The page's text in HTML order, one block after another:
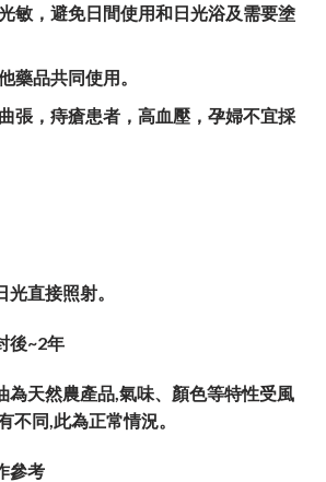
敏，避免日間使用和日光浴及需要塗
藥品共同使用。
張，痔瘡患者，高血壓，孕婦不宜採
直接照射。
後~2年
為天然農產品,氣味、顏色等特性受風
不同,此為正常情況。
參考